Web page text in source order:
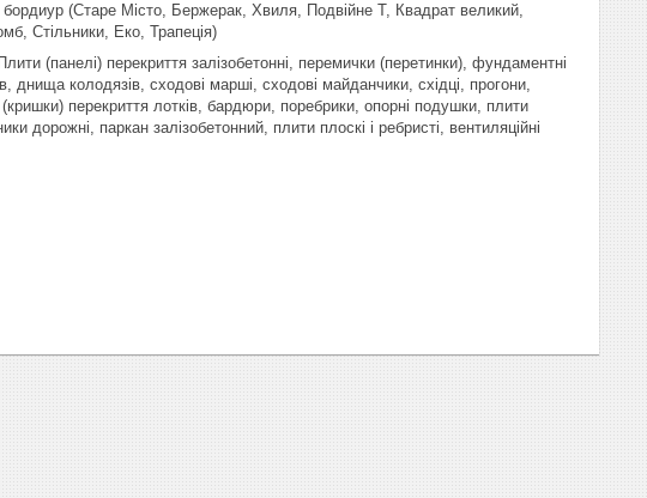
(Старе Місто, Бержерак, Хвиля, Подвійне Т, Квадрат великий,
Стільники, Еко, Трапеція)
(панелі) перекриття залізобетонні, перемички (перетинки), фундаментні
днища колодязів, сходові марші, сходові майданчики, східці, прогони,
перекриття лотків, бардюри, поребрики, опорні подушки, плити
дорожні, паркан залізобетонний, плити плоскі і ребристі, вентиляційні